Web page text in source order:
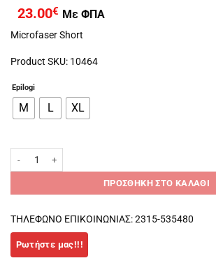
23.00€ Με ΦΠΑ
Microfaser Short
Product SKU: 10464
Epilogi
M L XL
ΠΡΟΣΘΉΚΗ ΣΤΟ ΚΑΛΆΘΙ
ΤΗΛΕΦΩΝΟ ΕΠΙΚΟΙΝΩΝΙΑΣ: 2315-535480